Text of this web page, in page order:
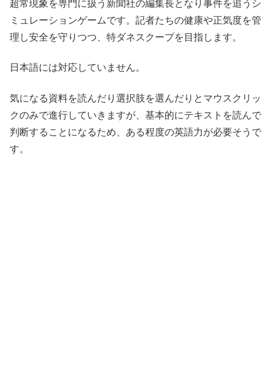
超常現象を専門に扱う新聞社の編集長となり事件を追うシ
ミュレーションゲームです。記者たちの健康や正気度を管
理し安全を守りつつ、特ダネスクープを目指します。
日本語には対応していません。
気になる資料を読んだり選択肢を選んだりとマウスクリッ
クのみで進行していきますが、基本的にテキストを読んで
判断することになるため、ある程度の英語力が必要そうで
す。